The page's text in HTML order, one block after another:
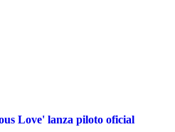
Love' lanza piloto oficial